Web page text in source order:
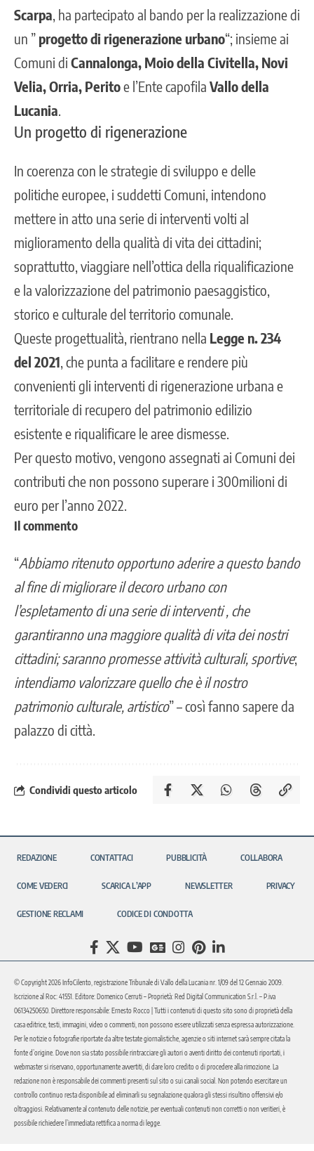
Scarpa , ha partecipato al bando per la realizzazione di
un ” progetto di rigenerazione urbano“; insieme ai
Comuni di Cannalonga, Moio della Civitella, Novi
Velia, Orria, Peritoe l’Ente capofila Vallo della
Lucania
Un progetto di rigenerazione
In coerenza con le strategie di sviluppo e delle
politiche europee, i suddetti Comuni, intendono
mettere in atto una serie di interventi volti al
miglioramento della qualità di vita dei cittadini;
soprattutto, viaggiare nell’ottica della riqualificazione
e la valorizzazione del patrimonio paesaggistico
storico e culturale del territorio comunale.
Queste progettualità, rientrano nella Legge n. 234
del 2021 , che punta a facilitare e rendere più
convenienti gli interventi di rigenerazione urbana e
territoriale di recupero del patrimonio edilizio
esistente e riqualificare le aree dismesse.
Per questo motivo, vengono assegnati ai Comuni dei
contributi che non possono superare i 300milioni di
euro per l’anno 2022.
Il commento
“Abbiamo ritenuto opportuno aderire a questo bando
al fine di migliorare il decoro urbano con
l’espletamento di una serie di interventi , che
garantiranno una maggiore qualità di vita dei nostri
cittadini; saranno promesse attività culturali, sportive;
intendiamo valorizzare quello che è il nostro
patrimonio culturale, artistico” – così fanno sapere da
palazzo di città.
Condividi questo articolo
REDAZIONE CONTATTACI PUBBLICITÀ COLLABORA
COME VEDERCI SCARICA L’APP NEWSLETTER PRIVACY
GESTIONE RECLAMI CODICE DI CONDOTTA
© Copyright 2026 InfoCilento, registrazione Tribunale di Vallo della Lucania nr. 1/09 del 12 Gennaio 2009.
Iscrizione al Roc: 41551. Editore: Domenico Cerruti – Proprietà: Red Digital Communication S.r.l. – P.iva
06134250650. Direttore responsabile: Ernesto Rocco | Tutti i contenuti di questo sito sono di proprietà della
casa editrice, testi, immagini, video o commenti, non possono essere utilizzati senza espressa autorizzazione.
Per le notizie o fotografie riportate da altre testate giornalistiche, agenzie o siti internet sarà sempre citata la
fonte d’origine. Dove non sia stato possibile rintracciare gli autori o aventi diritto dei contenuti riportati, i
webmaster si riservano, opportunamente avvertiti, di dare loro credito o di procedere alla rimozione. La
redazione non è responsabile dei commenti presenti sul sito o sui canali social. Non potendo esercitare un
controllo continuo resta disponibile ad eliminarli su segnalazione qualora gli stessi risultino offensivi e/o
oltraggiosi. Relativamente al contenuto delle notizie, per eventuali contenuti non corretti o non veritieri, è
possibile richiedere l’immediata rettifica a norma di legge.